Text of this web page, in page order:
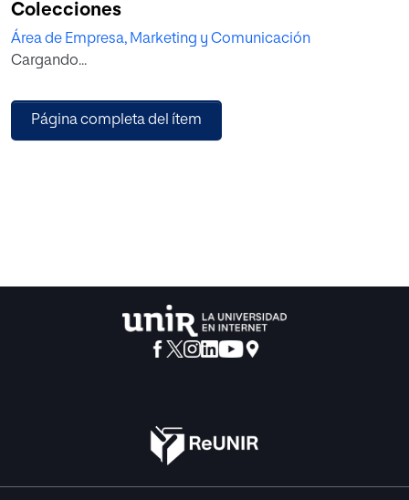
en funcionamiento teórica, pasando por conocer el
entorno competitivo, la población objetivo
o el análisis del momento actual en torno al entrenamiento
Colecciones
Área de Empresa, Marketing y Comunicación
Cargando...
Página completa del ítem